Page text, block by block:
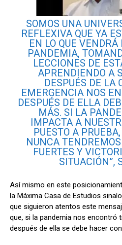
SOMOS UNA
REFLEXIVA QUE YA
EN LO QUE VENDRÁ
PANDEMIA,
LECCIONES DE
APRENDIENDO A
DESPUÉS DE LA
EMERGENCIA NOS
DESPUÉS DE ELLA
MÁS. SI LA
IMPACTA A
PUESTO A
NUNCA
FUERTES Y
SITUACIÓN”,
Así mismo en este
la Máxima Casa de Estudios
que siguieron atentos este
que, si la pandemia nos encontró
después de ella se debe hacer